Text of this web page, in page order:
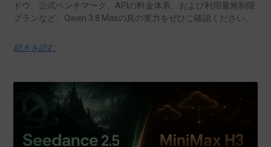
ドウ、公式ベンチマーク、APIの料金体系、および利用量無制限
プランなど、Qwen 3.8 Maxの真の実力をぜひご確認ください。.
続きを読む